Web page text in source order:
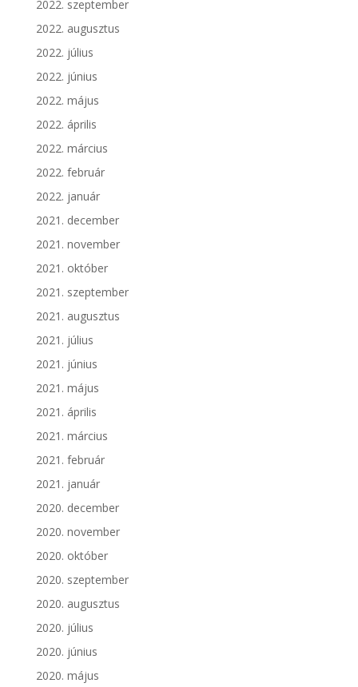
2022. szeptember
2022. augusztus
2022. július
2022. június
2022. május
2022. április
2022. március
2022. február
2022. január
2021. december
2021. november
2021. október
2021. szeptember
2021. augusztus
2021. július
2021. június
2021. május
2021. április
2021. március
2021. február
2021. január
2020. december
2020. november
2020. október
2020. szeptember
2020. augusztus
2020. július
2020. június
2020. május